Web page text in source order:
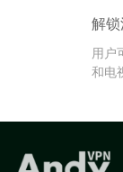
解
用户
和电